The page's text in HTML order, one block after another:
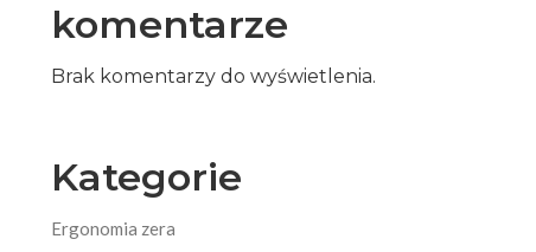
komentarze
Brak komentarzy do wyświetlenia.
Kategorie
Ergonomia zera